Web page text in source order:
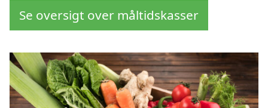
Se oversigt over måltidskasser